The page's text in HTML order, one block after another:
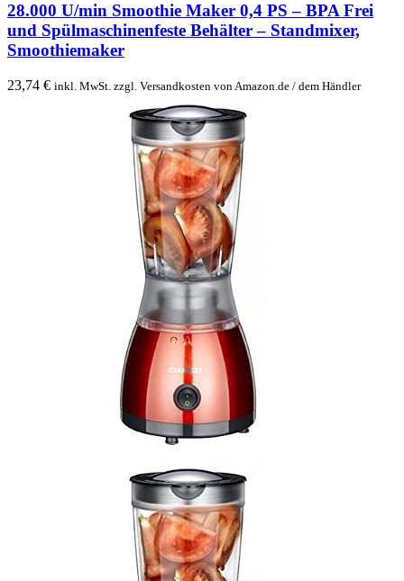
28.000 U/min Smoothie Maker 0,4 PS – BPA Frei
und Spülmaschinenfeste Behälter – Standmixer,
Smoothiemaker
23,74 € inkl. MwSt. zzgl. Versandkosten von Amazon.de / dem Händler